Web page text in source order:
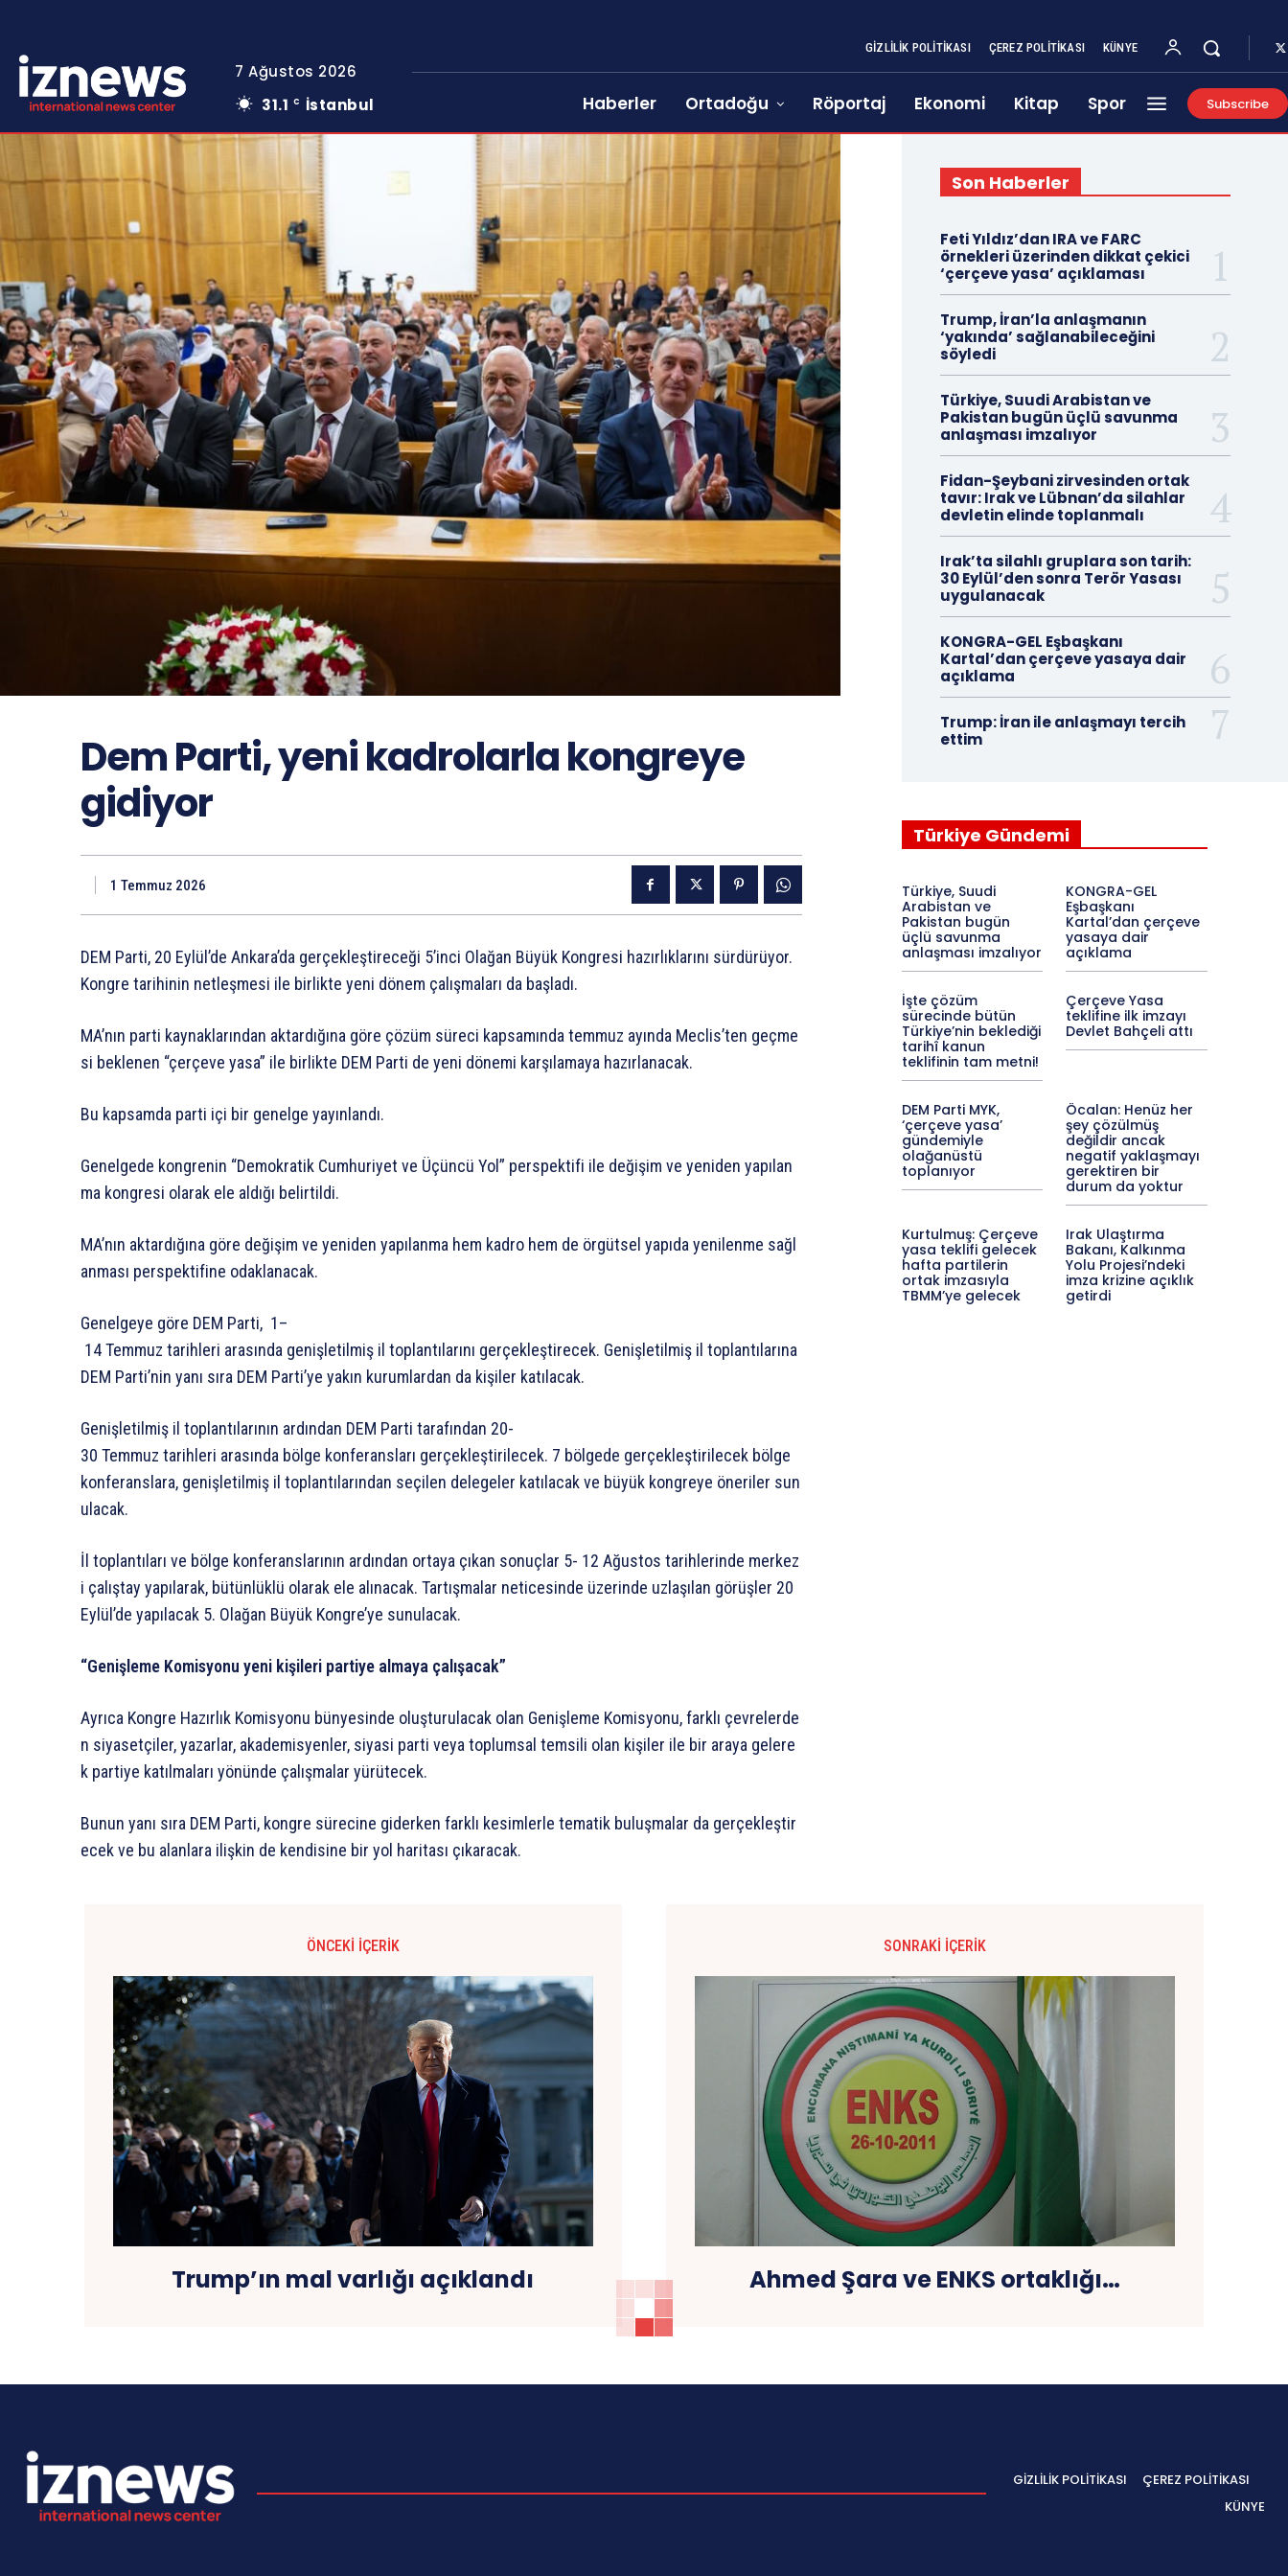
7 Ağustos 2026
31.1 C İstanbul
GIZLILIK POLITIKASI ÇEREZ POLITIKASI KÜNYE
Haberler Ortadoğu Röportaj Ekonomi Kitap Spor Subscribe
Dem Parti, yeni kadrolarla kongreye
gidiyor
1 Temmuz 2026
DEM Parti, 20 Eylül’de Ankara’da gerçekleştireceği 5’inci Olağan Büyük Kongresi hazırlıklarını sürdürüyor.
Kongre tarihinin netleşmesi ile birlikte yeni dönem çalışmaları da başladı.
MA’nın parti kaynaklarından aktardığına göre çözüm süreci kapsamında temmuz ayında Meclis’ten geçme
si beklenen “çerçeve yasa” ile birlikte DEM Parti de yeni dönemi karşılamaya hazırlanacak.
Bu kapsamda parti içi bir genelge yayınlandı.
Genelgede kongrenin “Demokratik Cumhuriyet ve Üçüncü Yol” perspektifi ile değişim ve yeniden yapılan
ma kongresi olarak ele aldığı belirtildi.
MA’nın aktardığına göre değişim ve yeniden yapılanma hem kadro hem de örgütsel yapıda yenilenme sağl
anması perspektifine odaklanacak.
Genelgeye göre DEM Parti, 1–
14Temmuz tarihleri arasında genişletilmiş il toplantılarını gerçekleştirecek. Genişletilmiş il toplantılarına
DEM Parti’nin yanı sıra DEM Parti’ye yakın kurumlardan da kişiler katılacak.
Genişletilmiş il toplantılarının ardından DEM Parti tarafından 20-
30 Temmuz tarihleri arasında bölge konferansları gerçekleştirilecek. 7 bölgede gerçekleştirilecek bölge
konferanslara, genişletilmiş il toplantılarından seçilen delegeler katılacakve büyük kongreye öneriler sun
ulacak.
İl toplantıları ve bölge konferanslarının ardından ortaya çıkan sonuçlar 5- 12 Ağustos tarihlerinde merkez
i çalıştay yapılarak, bütünlüklü olarak ele alınacak. Tartışmalar neticesinde üzerinde uzlaşılan görüşler 20
Eylül’de yapılacak 5. Olağan Büyük Kongre’ye sunulacak.
“Genişleme Komisyonu yeni kişileri partiye almaya çalışacak”
Ayrıca Kongre Hazırlık Komisyonu bünyesinde oluşturulacak olan Genişleme Komisyonu,farklı çevrelerde
n siyasetçiler,yazarlar, akademisyenler, siyasi parti veya toplumsal temsili olan kişiler ile bir araya gelere
k partiye katılmaları yönünde çalışmalar yürütecek.
Bunun yanı sıra DEM Parti, kongre sürecine giderken farklı kesimlerle tematik buluşmalar da gerçekleştir
ecekve bu alanlara ilişkin de kendisine bir yol haritası çıkaracak.
Son Haberler
Feti Yıldız’dan IRA ve FARC
örnekleri üzerinden dikkat çekici
‘çerçeve yasa’ açıklaması
Trump, İran’la anlaşmanın
‘yakında’ sağlanabileceğini
söyledi
Türkiye, Suudi Arabistan ve
Pakistan bugün üçlü savunma
anlaşması imzalıyor
Fidan-Şeybani zirvesinden ortak
tavır: Irak ve Lübnan’da silahlar
devletin elinde toplanmalı
Irak’ta silahlı gruplara son tarih:
30 Eylül’den sonra Terör Yasası
uygulanacak
KONGRA-GEL Eşbaşkanı
Kartal’dan çerçeve yasaya dair
açıklama
Trump: İran ile anlaşmayı tercih
ettim
Türkiye Gündemi
Türkiye, Suudi
Arabistan ve
Pakistan bugün
üçlü savunma
anlaşması imzalıyor
KONGRA-GEL
Eşbaşkanı
Kartal’dan çerçeve
yasaya dair
açıklama
İşte çözüm
sürecinde bütün
Türkiye’nin beklediği
tarihî kanun
teklifinin tam metni!
Çerçeve Yasa
teklifine ilk imzayı
Devlet Bahçeli attı
DEM Parti MYK,
‘çerçeve yasa’
gündemiyle
olağanüstü
toplanıyor
Öcalan: Henüz her
şey çözülmüş
değildir ancak
negatif yaklaşmayı
gerektiren bir
durum da yoktur
Kurtulmuş: Çerçeve
yasa teklifi gelecek
hafta partilerin
ortak imzasıyla
TBMM’ye gelecek
Irak Ulaştırma
Bakanı, Kalkınma
Yolu Projesi’ndeki
imza krizine açıklık
getirdi
ÖNCEKI İÇERIK
Trump’ın mal varlığı açıklandı
SONRAKI İÇERIK
Ahmed Şara ve ENKS ortaklığı…
GIZLILIK POLITIKASI
ÇEREZ POLITIKASI
KÜNYE